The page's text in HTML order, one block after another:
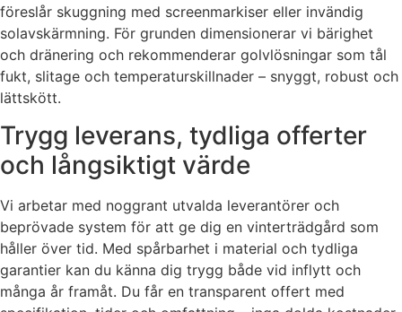
föreslår skuggning med screenmarkiser eller invändig
solavskärmning. För grunden dimensionerar vi bärighet
och dränering och rekommenderar golvlösningar som tål
fukt, slitage och temperaturskillnader – snyggt, robust och
lättskött.
Trygg leverans, tydliga offerter
och långsiktigt värde
Vi arbetar med noggrant utvalda leverantörer och
beprövade system för att ge dig en vinterträdgård som
håller över tid. Med spårbarhet i material och tydliga
garantier kan du känna dig trygg både vid inflytt och
många år framåt. Du får en transparent offert med